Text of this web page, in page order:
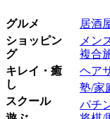
グルメ 居酒
ショッピン
グ
メン
複合
キレイ・癒
し
ヘア
スクール
塾/家
パチ